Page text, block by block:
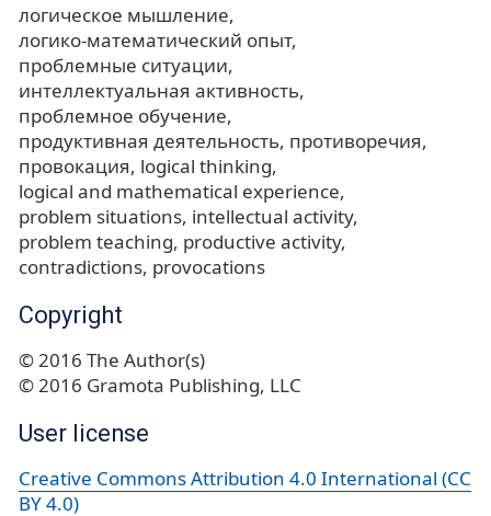
логическое мышление
логико-математический опыт
проблемные ситуации
интеллектуальная активность
проблемное обучение
продуктивная деятельность противоречия
провокация logical thinking
logical and mathematical experience
problem situations intellectual activity
problem teaching productive activity
contradictions provocations
Copyright
© 2016 The Author(s)
© 2016 Gramota Publishing, LLC
User license
Creative Commons Attribution 4.0 International (CC
BY 4.0)